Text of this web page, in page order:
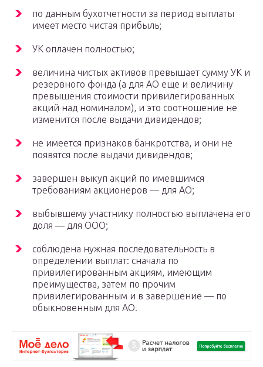
по данным бухотчетности за период выплаты
имеет место чистая прибыль;
УК оплачен полностью;
величина чистых активов превышает сумму УК и
резервного фонда (а для АО еще и величину
превышения стоимости привилегированных
акций над номиналом), и это соотношение не
изменится после выдачи дивидендов;
не имеется признаков банкротства, и они не
появятся после выдачи дивидендов;
завершен выкуп акций по имевшимся
требованиям акционеров — для АО;
выбывшему участнику полностью выплачена его
доля — для ООО;
соблюдена нужная последовательность в
определении выплат: сначала по
привилегированным акциям, имеющим
преимущества, затем по прочим
привилегированным и в завершение — по
обыкновенным для АО.